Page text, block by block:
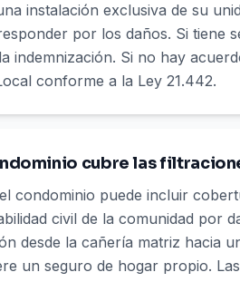
instalación exclusiva de su
por los daños. Si tiene
indemnización. Si no hay
conforme a la Ley 21.442.
cubre las
condominio puede incluir
civil de la comunidad por
desde la cañería matriz hacia
un seguro de hogar propio.